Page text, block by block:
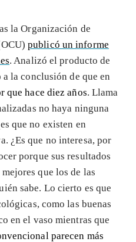
la Organización de
publicó un informe
. Analizó el producto de
la conclusión de que en
que hace diez años. Llama
no haya ninguna
que no existen en
¿Es que no interesa, por
porque sus resultados
que los de las
sabe. Lo cierto es que
como las buenas
en el vaso mientras que
parecen más